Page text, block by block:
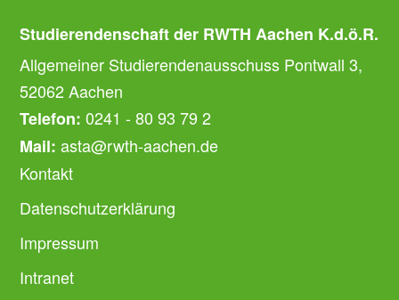
Studierendenschaft der RWTH Aachen K.d.ö.R.
Allgemeiner Studierendenausschuss Pontwall 3,
52062 Aachen
Telefon: 0241 - 80 93 79 2
Mail: asta@rwth-aachen.de
Kontakt
Datenschutzerklärung
Impressum
Intranet